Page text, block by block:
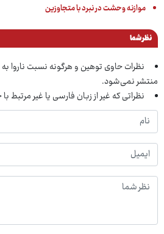
موازنه وحشت در نبرد با متجاوزین
نظر شما
نظرات حاوی توهین و هرگونه نسبت
منتشر نمی‌شود.
نظراتی که غیر از زبان فارسی یا غیر